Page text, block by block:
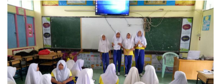
Search
for: